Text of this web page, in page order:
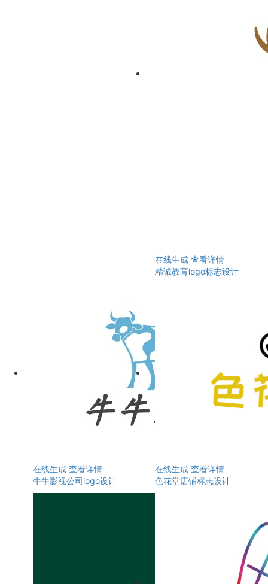
在线生成 查看详情
精诚教育logo标志设计
在线生成 查看详情
牛牛影视公司logo设计
在线生成 查看详情
色花堂店铺标志设计